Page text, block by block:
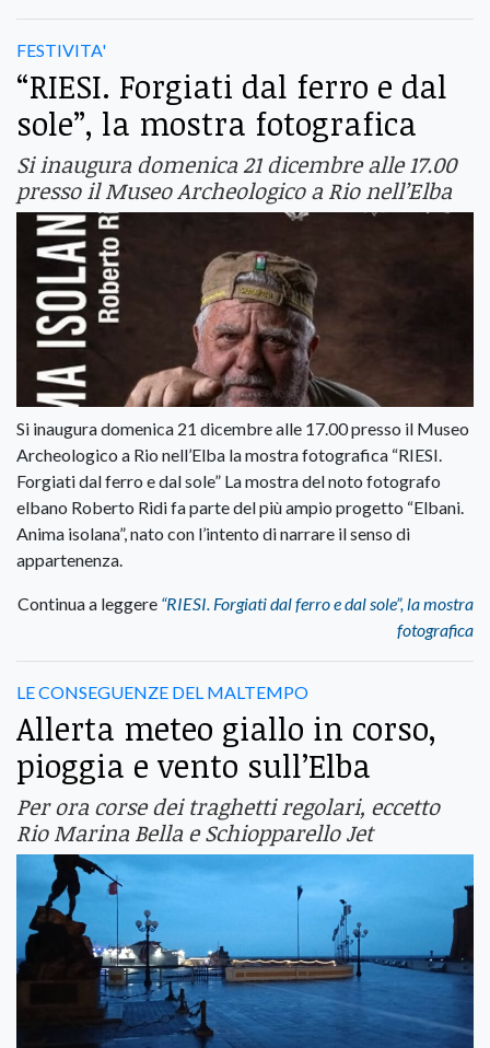
FESTIVITA'
“RIESI. Forgiati dal ferro e dal
sole”, la mostra fotografica
Si inaugura domenica 21 dicembre alle 17.00
presso il Museo Archeologico a Rio nell’Elba
Si inaugura domenica 21 dicembre alle 17.00 presso il Museo
Archeologico a Rio nell’Elba la mostra fotografica “RIESI.
Forgiati dal ferro e dal sole” La mostra del noto fotografo
elbano Roberto Ridi fa parte del più ampio progetto “Elbani.
Anima isolana”, nato con l’intento di narrare il senso di
appartenenza.
Continua a leggere “RIESI. Forgiati dal ferro e dal sole”, la mostra
fotografica
LE CONSEGUENZE DEL MALTEMPO
Allerta meteo giallo in corso,
pioggia e vento sull’Elba
Per ora corse dei traghetti regolari, eccetto
Rio Marina Bella e Schiopparello Jet